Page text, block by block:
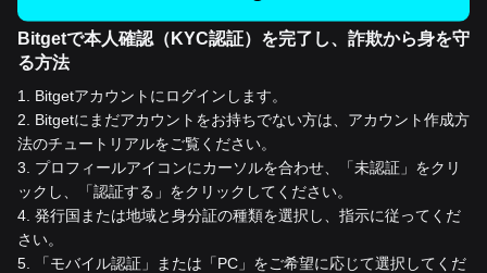
Bitgetで本人確認（KYC認証）を完了し、詐欺から身を守
る方法
1
Bitgetアカウントにログインします。
2
Bitgetにまだアカウントをお持ちでない方は、アカウント作成方
法のチュートリアルをご覧ください。
3
プロフィールアイコンにカーソルを合わせ、「未認証」をクリ
ックし、「認証する」をクリックしてください。
4 発行国または地域と身分証の種類を選択し、指示に従ってくだ
さい。
5
「モバイル認証」または「PC」をご希望に応じて選択してくだ